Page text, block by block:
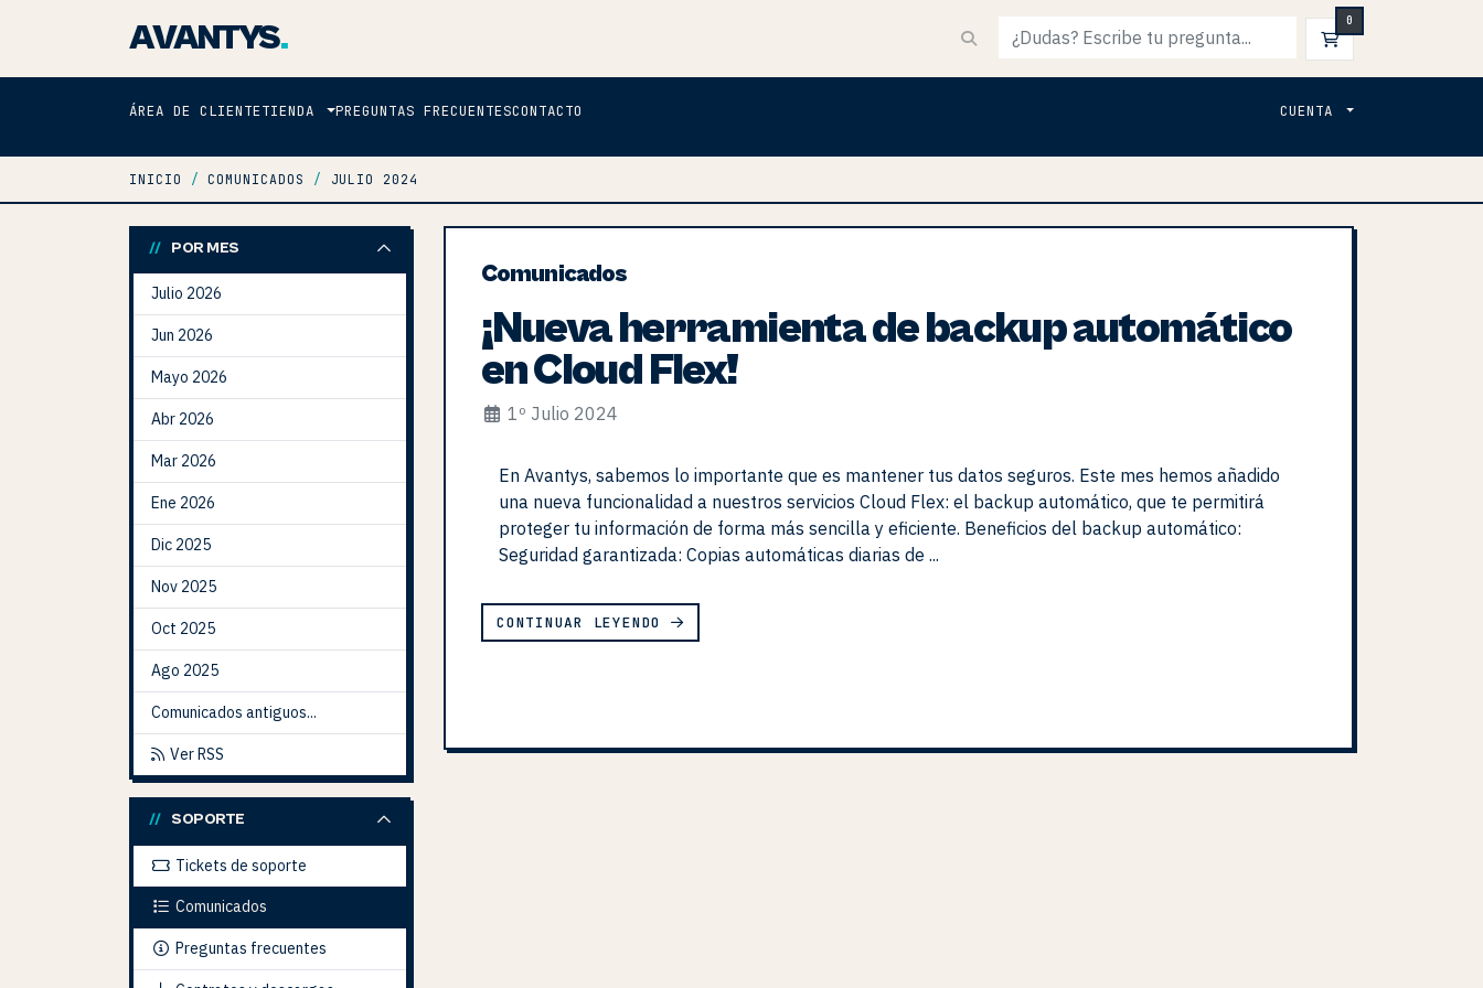
AVANTYS. 0
CARRO DE
ÁREA DE CLIENTETIENDA PREGUNTAS FRECUENTESCONTACTO CUENTA
INICIO COMUNICADOS JULIO 2024
POR MES
Julio 2026
Jun 2026
Mayo 2026
Abr 2026
Mar 2026
Ene 2026
Dic 2025
Nov 2025
Oct 2025
Ago 2025
Comunicados antiguos...
Ver RSS
SOPORTE
Tickets de soporte
Comunicados
Preguntas frecuentes
Comunicados
¡Nueva herramienta de backup automático
en Cloud Flex!
1º Julio 2024
En Avantys, sabemos lo importante que es mantener tus datos seguros. Este mes hemos añadido
una nueva funcionalidad a nuestros servicios Cloud Flex: el backup automático, que te permitirá
proteger tu información de forma más sencilla y eficiente. Beneficios del backup automático: ️
Seguridad garantizada: Copias automáticas diarias de ...
CONTINUAR LEYENDO